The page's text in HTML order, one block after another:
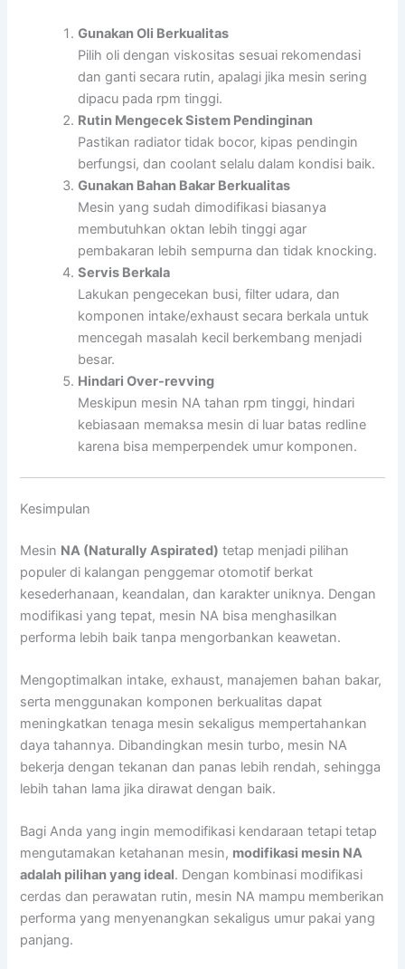
Gunakan Oli Berkualitas
Pilih oli dengan viskositas sesuai rekomendasi
dan ganti secara rutin, apalagi jika mesin sering
dipacu pada rpm tinggi.
Rutin Mengecek Sistem Pendinginan
Pastikan radiator tidak bocor, kipas pendingin
berfungsi, dan coolant selalu dalam kondisi baik.
Gunakan Bahan Bakar Berkualitas
Mesin yang sudah dimodifikasi biasanya
membutuhkan oktan lebih tinggi agar
pembakaran lebih sempurna dan tidak knocking.
Servis Berkala
Lakukan pengecekan busi, filter udara, dan
komponen intake/exhaust secara berkala untuk
mencegah masalah kecil berkembang menjadi
besar.
Hindari Over-revving
Meskipun mesin NA tahan rpm tinggi, hindari
kebiasaan memaksa mesin di luar batas redline
karena bisa memperpendek umur komponen.
Kesimpulan
Mesin NA (Naturally Aspirated) tetap menjadi pilihan
populer di kalangan penggemar otomotif berkat
kesederhanaan, keandalan, dan karakter uniknya. Dengan
modifikasi yang tepat, mesin NA bisa menghasilkan
performa lebih baik tanpa mengorbankan keawetan.
Mengoptimalkan intake, exhaust, manajemen bahan bakar,
serta menggunakan komponen berkualitas dapat
meningkatkan tenaga mesin sekaligus mempertahankan
daya tahannya. Dibandingkan mesin turbo, mesin NA
bekerja dengan tekanan dan panas lebih rendah, sehingga
lebih tahan lama jika dirawat dengan baik.
Bagi Anda yang ingin memodifikasi kendaraan tetapi tetap
mengutamakan ketahanan mesin, modifikasi mesin NA
adalah pilihan yang ideal. Dengan kombinasi modifikasi
cerdas dan perawatan rutin, mesin NA mampu memberikan
performa yang menyenangkan sekaligus umur pakai yang
panjang.